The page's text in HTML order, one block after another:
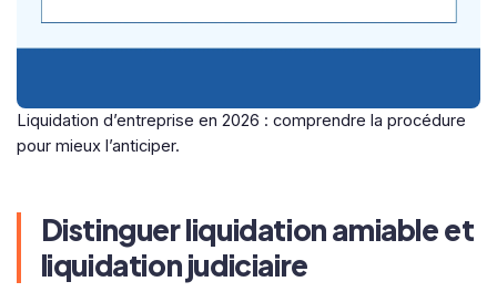
Liquidation d’entreprise en 2026 : comprendre la procédure
pour mieux l’anticiper.
Distinguer liquidation amiable et
liquidation judiciaire